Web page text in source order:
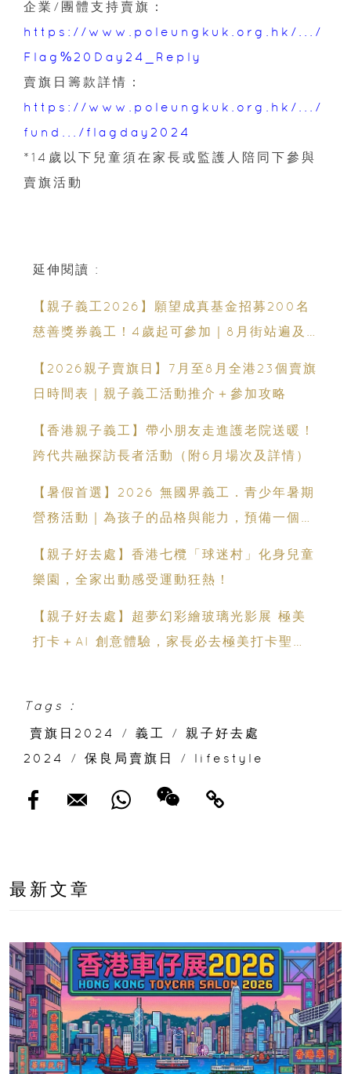
企業/團體支持賣旗：
https://www.poleungkuk.org.hk/.../
Flag%20Day24_Reply
賣旗日籌款詳情：
https://www.poleungkuk.org.hk/.../
fund.../flagday2024
*14歲以下兒童須在家長或監護人陪同下參與
賣旗活動
延伸閱讀 :
【親子義工2026】願望成真基金招募200名
慈善獎券義工！4歲起可參加｜8月街站遍及
【2026親子賣旗日】7月至8月全港23個賣旗
日時間表｜親子義工活動推介＋參加攻略
【香港親子義工】帶小朋友走進護老院送暖！
跨代共融探訪長者活動（附6月場次及詳情）
【暑假首選】2026 無國界義工．青少年暑期
營務活動｜為孩子的品格與能力，預備一個有
【親子好去處】香港七欖「球迷村」化身兒童
樂園，全家出動感受運動狂熱！
【親子好去處】超夢幻彩繪玻璃光影展 極美
打卡＋AI 創意體驗，家長必去極美打卡聖
Tags :
賣旗日2024
/ 義工 /
親子好去處
2024
/ 保良局賣旗日 / lifestyle
最新文章